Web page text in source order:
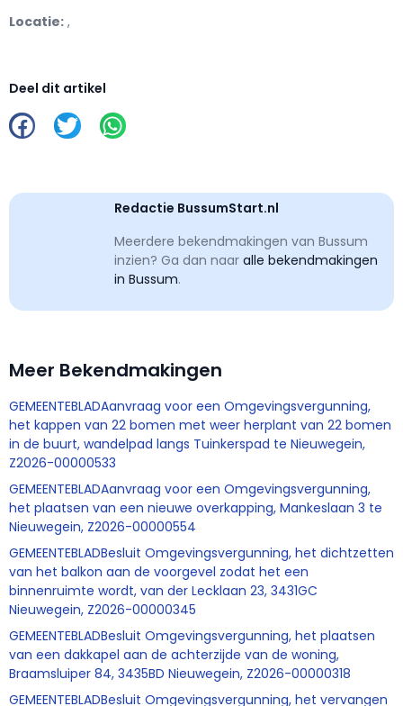
Locatie: ,
Deel dit artikel
Redactie BussumStart.nl
Meerdere bekendmakingen van Bussum
inzien? Ga dan naar alle bekendmakingen
in Bussum.
Meer Bekendmakingen
GEMEENTEBLADAanvraag voor een Omgevingsvergunning,
het kappen van 22 bomen met weer herplant van 22 bomen
in de buurt, wandelpad langs Tuinkerspad te Nieuwegein,
Z2026-00000533
GEMEENTEBLADAanvraag voor een Omgevingsvergunning,
het plaatsen van een nieuwe overkapping, Mankeslaan 3 te
Nieuwegein, Z2026-00000554
GEMEENTEBLADBesluit Omgevingsvergunning, het dichtzetten
van het balkon aan de voorgevel zodat het een
binnenruimte wordt, van der Lecklaan 23, 3431GC
Nieuwegein, Z2026-00000345
GEMEENTEBLADBesluit Omgevingsvergunning, het plaatsen
van een dakkapel aan de achterzijde van de woning,
Braamsluiper 84, 3435BD Nieuwegein, Z2026-00000318
GEMEENTEBLADBesluit Omgevingsvergunning, het vervangen